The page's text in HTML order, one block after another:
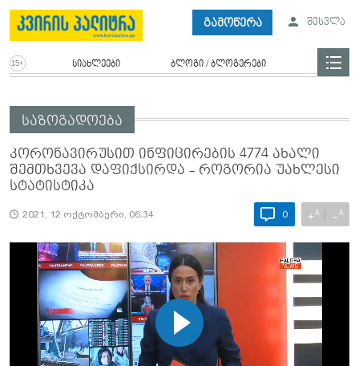
გამოწერა შესვლა
სიახლეები ბლოგი / ბლოგერები
საზოგადოება
კორონავირუსით ინფიცირების 4774 ახალი
შემთხვევა დაფიქსირდა - როგორია უახლესი
სტატისტიკა
2021, 12 ოქტომბერი, 06:34 0 +A −A